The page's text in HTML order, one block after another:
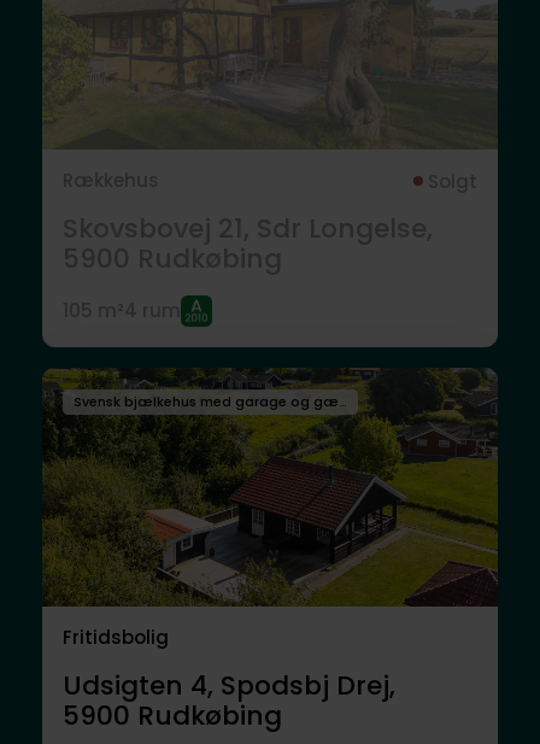
Svensk bjælkehus med garage og gæsteannex
Fritidsbolig
Udsigten 4, Spodsbj Drej,
5900 Rudkøbing